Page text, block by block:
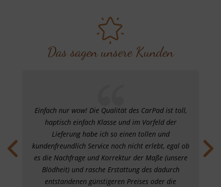
Das sagen unsere Kunden
Einfach nur wow! Die Qualität des CarPad ist toll,
haptisch einfach Klasse und im Vorfeld der
Lieferung habe ich so einen tollen und
kundenfreundlich Service noch nicht erlebt, egal ob
es die Nachfrage und Korrektur der Maße (unsere
Blödheit) und rasche Erstattung des dadurch
entstandenen günstigeren Preises oder die